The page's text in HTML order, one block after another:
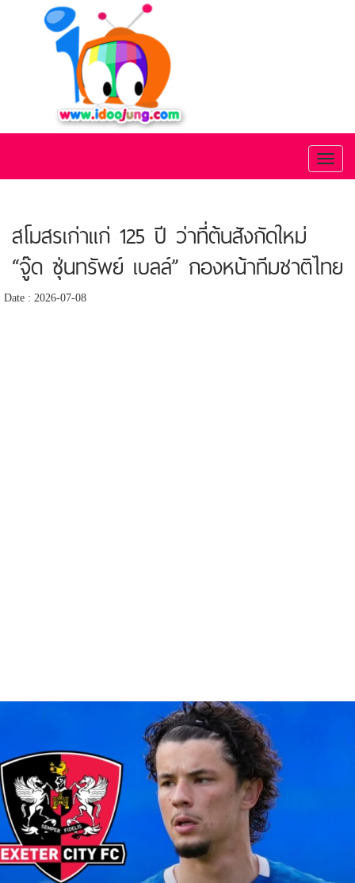
สโมสรเก่าแก่ 125 ปี ว่าที่ต้นสังกัดใหม่
“จู๊ด ซุ่นทรัพย์ เบลล์” กองหน้าทีมชาติไทย
Date : 2026-07-08